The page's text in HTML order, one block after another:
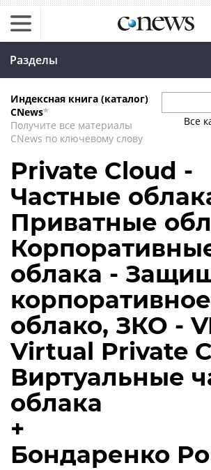
Разделы
Индексная книга (каталог)
CNews*
Получите все материалы
CNews по ключевому слову
Все
Private Cloud -
Частные
Приватные
облака -
корпоративное
облако, ЗКО -
Virtual Private
Виртуальные
облака
+
Бондаренко